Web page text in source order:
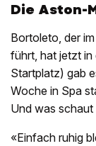
Die Aston-
Bortoleto, der
führt, hat jetzt in
Startplatz) gab
Woche in Spa
Und was schaut
«Einfach ruhig